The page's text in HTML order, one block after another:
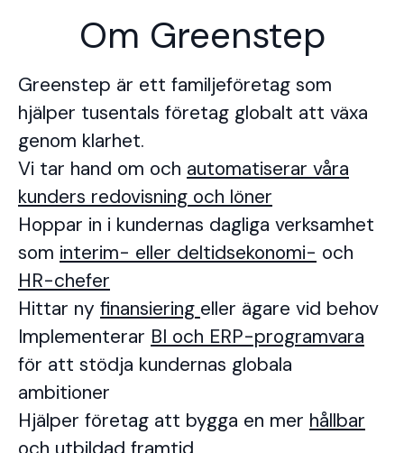
Om Greenstep
Greenstep är ett familjeföretag som
hjälper tusentals företag globalt att växa
genom klarhet.
Vi tar hand om och automatiserar våra
kunders redovisning och löner
Hoppar in i kundernas dagliga verksamhet
som interim- eller deltidsekonomi- och
HR-chefer
Hittar ny finansiering eller ägare vid behov
Implementerar BI och ERP-programvara
för att stödja kundernas globala
ambitioner
Hjälper företag att bygga en mer hållbar